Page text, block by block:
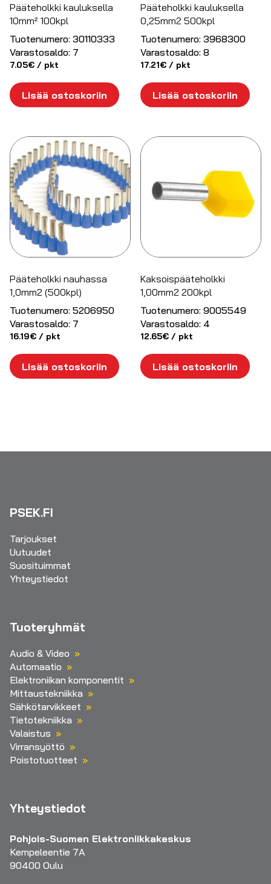
Pääteholkki kauluksella
10mm² 100kpl
Tuotenumero: 30110333
Varastosaldo: 7
7.05€ / pkt
Lisää ostoskoriin
Pääteholkki kauluksella
0,25mm2 500kpl
Tuotenumero: 3968300
Varastosaldo: 8
17.21€ / pkt
Lisää ostoskoriin
Pääteholkki nauhassa
1,0mm2 (500kpl)
Tuotenumero: 5206950
Varastosaldo: 7
16.19€ / pkt
Lisää ostoskoriin
Kaksoispääteholkki
1,00mm2 200kpl
Tuotenumero: 9005549
Varastosaldo: 4
12.65€ / pkt
Lisää ostoskoriin
PSEK.FI
Tarjoukset
Uutuudet
Suosituimmat
Yhteystiedot
Tuoteryhmät
Audio & Video
Automaatio
Elektroniikan komponentit
Mittaustekniikka
Sähkötarvikkeet
Tietotekniikka
Valaistus
Virransyöttö
Poistotuotteet
Yhteystiedot
Pohjois-Suomen Elektroniikkakeskus
Kempeleentie 7A
90400 Oulu